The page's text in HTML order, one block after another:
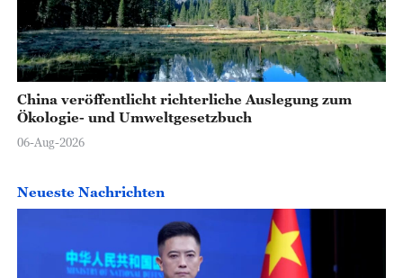
China veröffentlicht richterliche Auslegung zum
Ökologie- und Umweltgesetzbuch
06-Aug-2026
Neueste Nachrichten